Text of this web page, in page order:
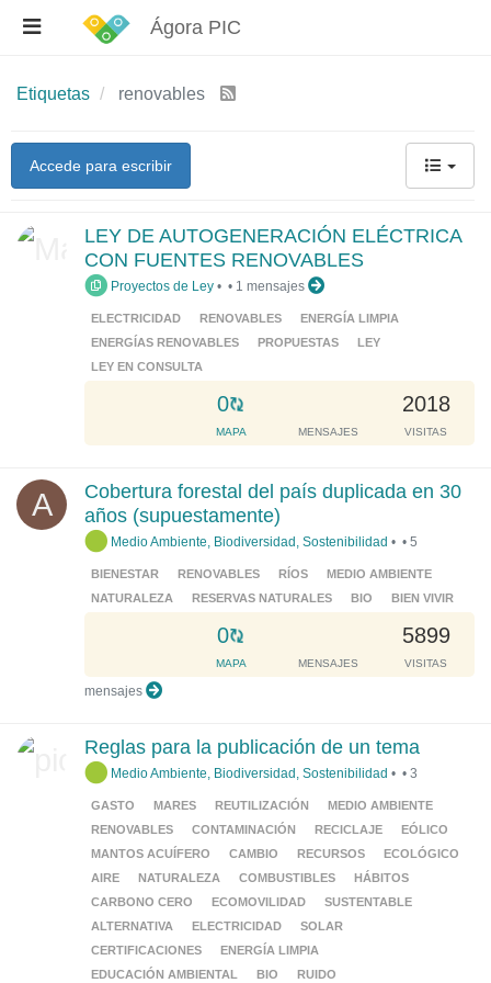
Ágora PIC
Etiquetas renovables
Accede para escribir
LEY DE AUTOGENERACIÓN ELÉCTRICA
CON FUENTES RENOVABLES
Proyectos de Ley •
ELECTRICIDAD RENOVABLES
ENERGÍA LIMPIA
ENERGÍAS RENOVABLES
PROPUESTAS
LEY
LEY EN CONSULTA
0
o
a
i
n
g
.
.
.
MAPA MENSAJES
2018
VISITAS
• 1 mensajes
A
Cobertura forestal del país duplicada en 30
años (supuestamente)
Medio Ambiente, Biodiversidad, Sostenibilidad •
BIENESTAR RENOVABLES RÍOS
MEDIO AMBIENTE
NATURALEZA
RESERVAS NATURALES BIO BIEN VIVIR
0
o
a
n
g
.
.
.
MAPA MENSAJES
5899
VISITAS
•5
mensajes
Reglas para la publicación de un tema
Medio Ambiente, Biodiversidad, Sostenibilidad •
GASTO MARES REUTILIZACIÓN
MEDIO AMBIENTE
RENOVABLES
CONTAMINACIÓN RECICLAJE
EÓLICO
MANTOS ACUÍFERO
CAMBIO RECURSOS
ECOLÓGICO
AIRE
NATURALEZA COMBUSTIBLES
HÁBITOS
CARBONO CERO
ECOMOVILIDAD
SUSTENTABLE
ALTERNATIVA
ELECTRICIDAD
SOLAR
CERTIFICACIONES
ENERGÍA LIMPIA
EDUCACIÓN AMBIENTAL
BIO RUIDO
•3